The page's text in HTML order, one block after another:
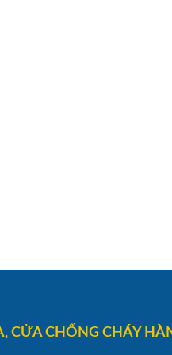
CỬA CHỐNG CHÁY